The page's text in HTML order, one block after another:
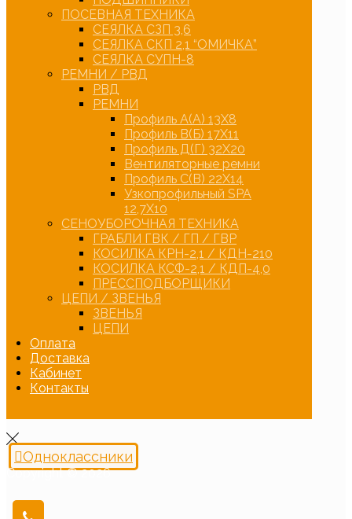
ПОСЕВНАЯ ТЕХНИКА
СЕЯЛКА СЗП 3,6
СЕЯЛКА СКП 2,1 “ОМИЧКА”
СЕЯЛКА СУПН-8
РЕМНИ / РВД
РВД
РЕМНИ
Профиль А(А) 13Х8
Профиль В(Б) 17Х11
Профиль Д(Г) 32Х20
Вентиляторные ремни
Профиль С(В) 22Х14
Узкопрофильный SPA
12,7Х10
СЕНОУБОРОЧНАЯ ТЕХНИКА
ГРАБЛИ ГВК / ГП / ГВР
КОСИЛКА КРН-2,1 / КДН-210
КОСИЛКА КСФ-2,1 / КДП-4,0
ПРЕССПОДБОРЩИКИ
ЦЕПИ / ЗВЕНЬЯ
ЗВЕНЬЯ
ЦЕПИ
Оплата
Доставка
Кабинет
Контакты
Одноклассники
Copyright © 2026